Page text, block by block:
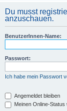
Du musst
anzuschauen.
BenutzerInnen-Name:
Passwort:
Ich habe mein Passwort
Angemeldet bleiben
Meinen Online-